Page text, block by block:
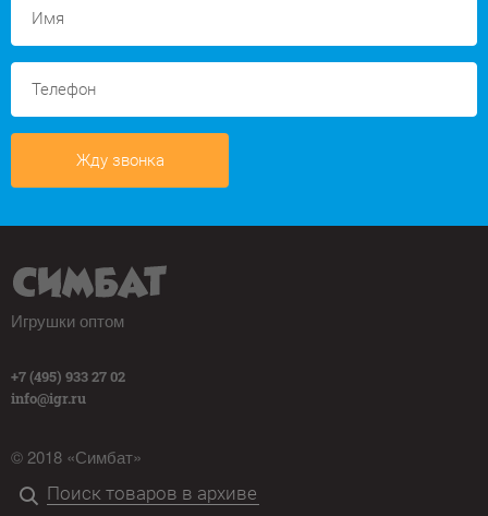
Жду звонка
Игрушки оптом
+7 (495) 933 27 02
info@igr.ru
© 2018 «Симбат»